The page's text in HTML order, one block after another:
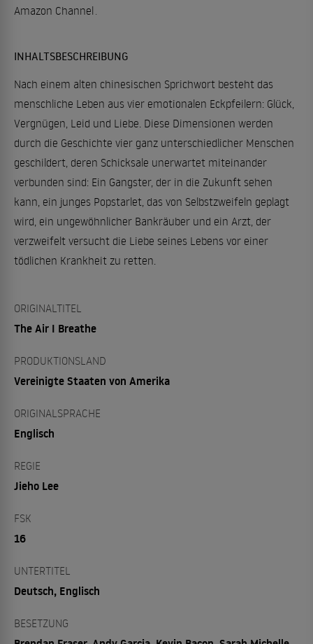
Amazon Channel
INHALTSBESCHREIBUNG
Nach einem alten chinesischen Sprichwort besteht das
menschliche Leben aus vier emotionalen Eckpfeilern: Glück,
Vergnügen, Leid und Liebe. Diese Dimensionen werden
durch die Geschichte vier ganz unterschiedlicher Menschen
geschildert, deren Schicksale unerwartet miteinander
verbunden sind: Ein Gangster, der in die Zukunft sehen
kann, ein junges Popstarlet, das von Selbstzweifeln geplagt
wird, ein ungewöhnlicher Bankräuber und ein Arzt, der
verzweifelt versucht die Liebe seines Lebens vor einer
tödlichen Krankheit zu retten.
ORIGINALTITEL
The Air I Breathe
PRODUKTIONSLAND
Vereinigte Staaten von Amerika
ORIGINALSPRACHE
Englisch
REGIE
Jieho Lee
FSK
16
UNTERTITEL
Deutsch, Englisch
BESETZUNG